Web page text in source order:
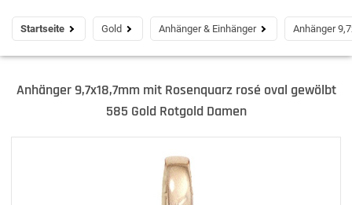
Startseite Gold Anhänger & Einhänger Anhänger
Anhänger 9,7x18,7mm mit Rosenquarz rosé oval gewölbt
585 Gold Rotgold Damen